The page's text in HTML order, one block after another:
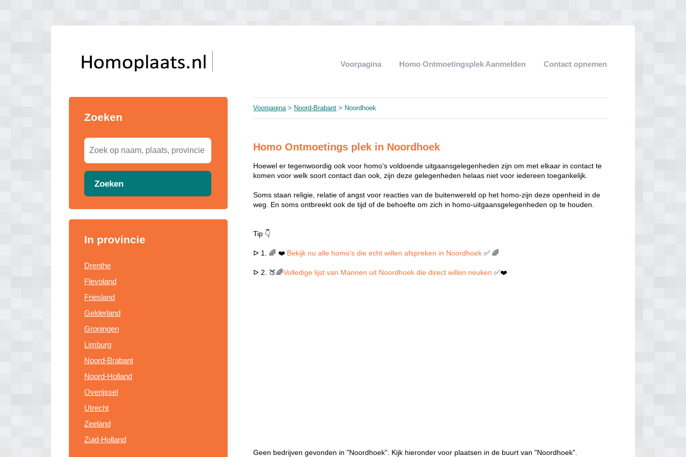
Voorpagina Homo Ontmoetingsplek Aanmelden Contact opnemen
Zoeken
Zoeken
In provincie
Drenthe
Flevoland
Friesland
Gelderland
Groningen
Limburg
Noord-Brabant
Noord-Holland
Overijssel
Utrecht
Zeeland
Zuid-Holland
Voorpagina> Noord-Brabant > Noordhoek
Homo Ontmoetings plek in Noordhoek
Hoewel er tegenwoordig ook voor homo's voldoende uitgaansgelegenheden zijn om met elkaar in contact te
komen voor welk soort contact dan ook, zijn deze gelegenheden helaas niet voor iedereen toegankelijk.
Soms staan religie, relatie of angst voor reacties van de buitenwereld op het homo-zijn deze openheid in de
weg. En soms ontbreekt ook de tijd of de behoefte om zich in homo-uitgaansgelegenheden op te houden.
Tip 👇
ᐅ 1. 🌈 ❤️ Bekijk nu alle homo's die echt willen afspreken in Noordhoek ✅ 🌈
ᐅ 2. 🍑🌈Volledige lijst van Mannen uit Noordhoek die direct willen neuken✅❤️
Geen bedrijven gevonden in "Noordhoek". Kijk hieronder voor plaatsen in de buurt van "Noordhoek".